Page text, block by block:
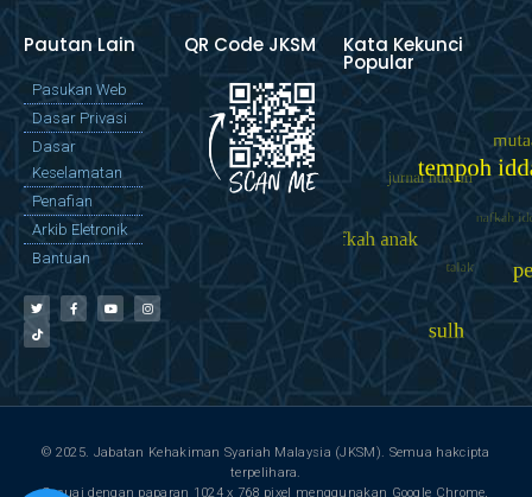
Pautan Lain
Pasukan Web
Dasar Privasi
Dasar
Keselamatan
Penafian
Arkib Eletronik
Bantuan
QR Code JKSM Kata Kekunci
Popular
© 2025. Jabatan Kehakiman Syariah Malaysia (JKSM). Semua hakcipta
terpelihara.
Sesuai dengan paparan 1024 x 768 pixel menggunakan Google Chrome,